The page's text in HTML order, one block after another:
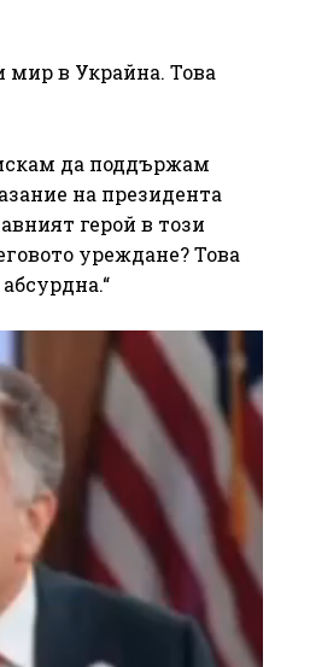
в Украйна. Това
да поддържам
на президента
герой в този
уреждане? Това